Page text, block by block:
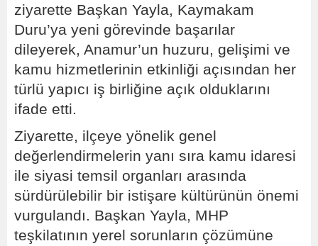
ziyarette Başkan Yayla, Kaymakam
Duru’ya yeni görevinde başarılar
dileyerek, Anamur’un huzuru, gelişimi ve
kamu hizmetlerinin etkinliği açısından her
türlü yapıcı iş birliğine açık olduklarını
ifade etti.
Ziyarette, ilçeye yönelik genel
değerlendirmelerin yanı sıra kamu idaresi
ile siyasi temsil organları arasında
sürdürülebilir bir istişare kültürünün önemi
vurgulandı. Başkan Yayla, MHP
teşkilatının yerel sorunların çözümüne